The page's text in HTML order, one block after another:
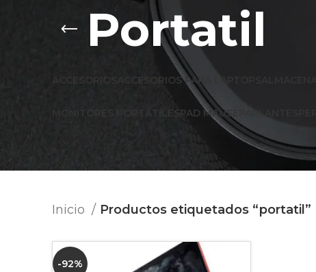
Portatil
ACCESORIOS ACCESORIOS PARA LAPTOPS
MONITORES PORTÁTILESPAD MAUSE
Inicio Productos etiquetados “portatil”
-92%